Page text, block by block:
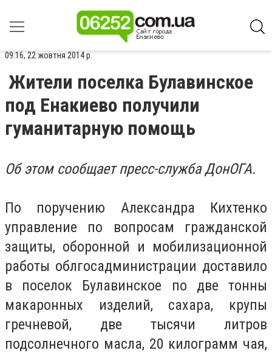
09:16, 22 жовтня 2014 р.
Жители поселка Булавинское
под Енакиево получили
гуманитарную помощь
Об этом сообщает пресс-служба ДонОГА.
По поручению Александра Кихтенко
управление по вопросам гражданской
защиты, оборонной и мобилизационной
работы облгосадминистрации доставило
в поселок Булавинское по две тонны
макаронных изделий, сахара, крупы
гречневой, две тысячи литров
подсолнечного масла, 20 килограмм чая,